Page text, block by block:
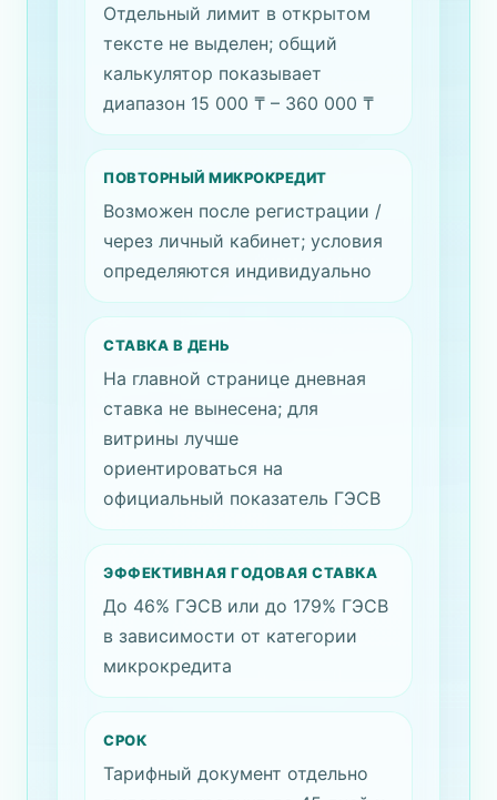
Отдельный лимит в открытом
тексте не выделен; общий
калькулятор показывает
диапазон 15 000 ₸ – 360 000 ₸
ПОВТОРНЫЙ МИКРОКРЕДИТ
Возможен после регистрации /
через личный кабинет; условия
определяются индивидуально
СТАВКА В ДЕНЬ
На главной странице дневная
ставка не вынесена; для
витрины лучше
ориентироваться на
официальный показатель ГЭСВ
ЭФФЕКТИВНАЯ ГОДОВАЯ СТАВКА
До 46% ГЭСВ или до 179% ГЭСВ
в зависимости от категории
микрокредита
СРОК
Тарифный документ отдельно